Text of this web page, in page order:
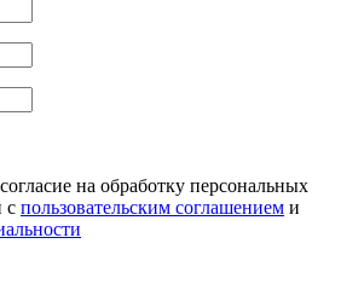
на обработку персональных
с пользовательским соглашением и